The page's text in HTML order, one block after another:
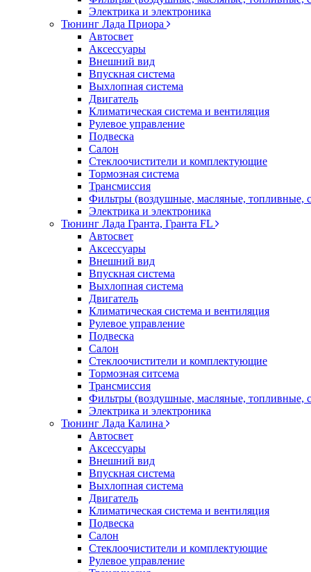
Электрика и электроника
Тюнинг Лада Приора
Автосвет
Аксессуары
Внешний вид
Впускная система
Выхлопная система
Двигатель
Климатическая система и вентиляция
Рулевое управление
Подвеска
Салон
Стеклоочистители и комплектующие
Тормозная система
Трансмиссия
Фильтры (воздушные, масляные, топливные,
Электрика и электроника
Тюнинг Лада Гранта, Гранта FL
Автосвет
Аксессуары
Внешний вид
Впускная система
Выхлопная система
Двигатель
Климатическая система и вентиляция
Рулевое управление
Подвеска
Салон
Стеклоочистители и комплектующие
Тормозная ситсема
Трансмиссия
Фильтры (воздушные, масляные, топливные,
Электрика и электроника
Тюнинг Лада Калина
Автосвет
Аксессуары
Внешний вид
Впускная система
Выхлопная система
Двигатель
Климатическая система и вентиляция
Подвеска
Салон
Стеклоочистители и комплектующие
Рулевое управление